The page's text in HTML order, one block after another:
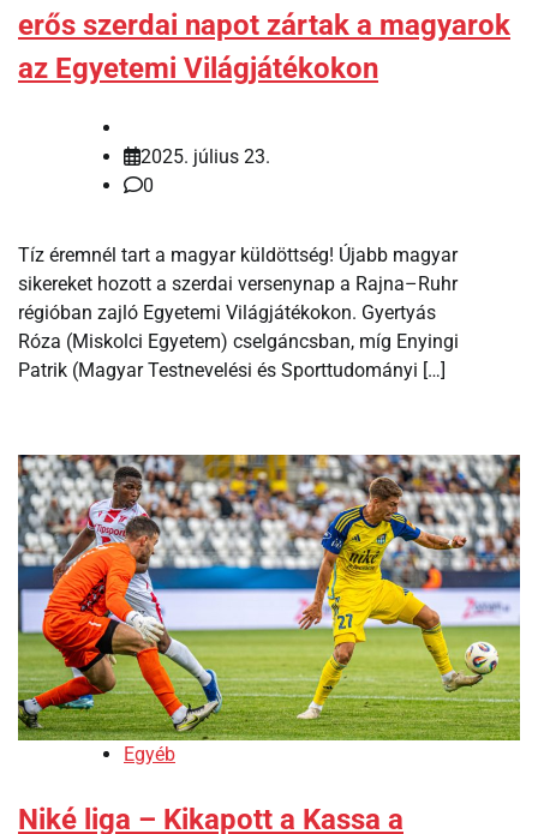
erős szerdai napot zártak a magyarok
az Egyetemi Világjátékokon
2025. július 23.
0
Tíz éremnél tart a magyar küldöttség! Újabb magyar
sikereket hozott a szerdai versenynap a Rajna–Ruhr
régióban zajló Egyetemi Világjátékokon. Gyertyás
Róza (Miskolci Egyetem) cselgáncsban, míg Enyingi
Patrik (Magyar Testnevelési és Sporttudományi […]
Egyéb
Niké liga – Kikapott a Kassa a